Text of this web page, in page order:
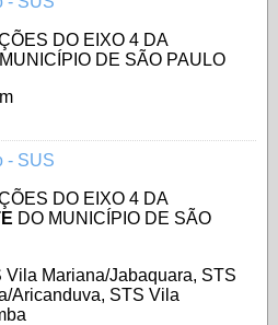
DO EIXO 4 DA
DE SÃO PAULO
- SUS
DO EIXO 4 DA
DO MUNICÍPIO DE SÃO
Vila Mariana/Jabaquara, STS
Aricanduva, STS Vila